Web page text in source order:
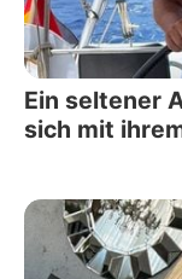
Ein seltener
sich mit